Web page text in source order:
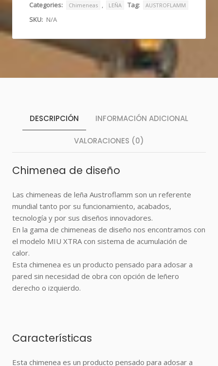
Categories: Chimeneas , LEÑA Tag: AUSTROFLAMM
SKU: N/A
DESCRIPCIÓN INFORMACIÓN ADICIONAL
VALORACIONES (0)
Chimenea de diseño
Las chimeneas de leña Austroflamm son un referente
mundial tanto por su funcionamiento, acabados,
tecnología y por sus diseños innovadores.
En la gama de chimeneas de diseño nos encontramos con
el modelo MIU XTRA con sistema de acumulación de
calor.
Esta chimenea es un producto pensado para adosar a
pared sin necesidad de obra con opción de leñero
derecho o izquierdo.
Características
Esta chimenea es un producto pensado para adosar a